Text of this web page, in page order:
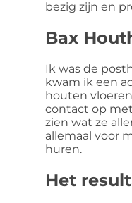
bezig zijn en
Bax
Ik was de
kwam ik een
houten
contact op
zien wat ze
allemaal voor
huren.
Het